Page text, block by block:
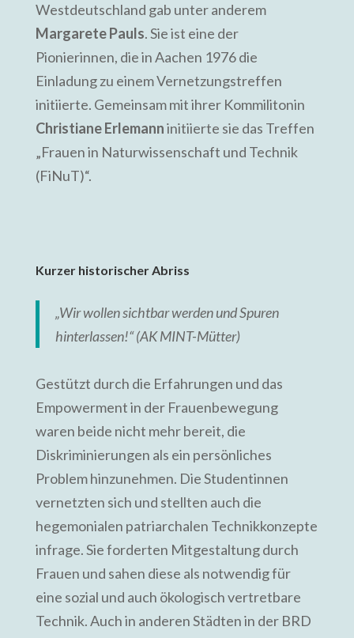
Westdeutschland gab unter anderem
Margarete Pauls. Sie ist eine der
Pionierinnen, die in Aachen 1976 die
Einladung zu einem Vernetzungstreffen
initiierte. Gemeinsam mit ihrer Kommilitonin
Christiane Erlemanninitiierte sie das Treffen
„Frauen in Naturwissenschaft und Technik
(FiNuT)“.
Kurzer historischer Abriss
„Wir wollen sichtbar werden und Spuren
hinterlassen!“ (AK MINT-Mütter)
Gestützt durch die Erfahrungen und das
Empowerment in der Frauenbewegung
waren beide nicht mehr bereit, die
Diskriminierungen als ein persönliches
Problem hinzunehmen. Die Studentinnen
vernetzten sich und stellten auch die
hegemonialen patriarchalen Technikkonzepte
infrage. Sie forderten Mitgestaltung durch
Frauen und sahen diese als notwendig für
eine sozial und auch ökologisch vertretbare
Technik. Auch in anderen Städten in der BRD